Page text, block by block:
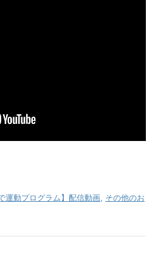
運動プログラム】配信動画, その他のお